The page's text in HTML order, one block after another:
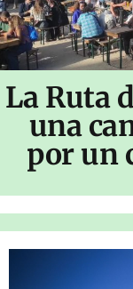
La Ruta
una
por un